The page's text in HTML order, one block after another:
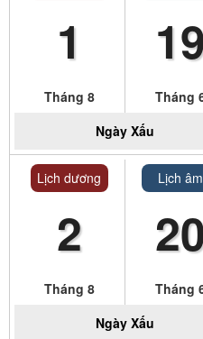
1
Tháng 8
Tháng
Ngày Xấu
Lịch dương
2
Tháng 8
Lịch âm
Tháng
Ngày Xấu